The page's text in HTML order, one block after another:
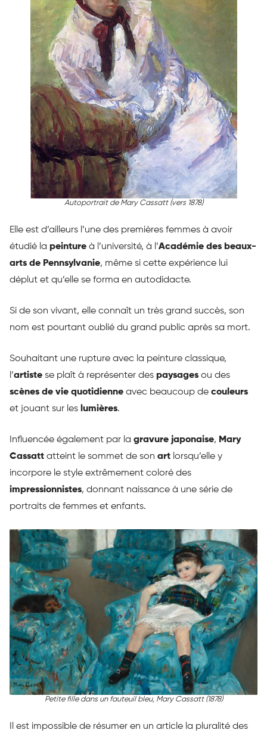
Autoportrait de Mary Cassatt (vers 1878)
Elle est d’ailleurs l’une des premières femmes à avoir
étudié la peinture à l’université, à l’Académie des beaux-
arts de Pennsylvanie, même si cette expérience lui
déplut et qu’elle se forma en autodidacte.
Si de son vivant, elle connaît un très grand succès, son
nom est pourtant oublié du grand public après sa mort.
Souhaitant une rupture avec la peinture classique,
l’artiste se plaît à représenter des paysages ou des
scènes de vie quotidienne avec beaucoup de couleurs
et jouant sur les lumières.
Influencée également par la gravure japonaise, Mary
Cassatt atteint le sommet de son art lorsqu’elle y
incorpore le style extrêmement coloré des
impressionnistes, donnant naissance à une série de
portraits de femmes et enfants.
Petite fille dans un fauteuil bleu, Mary Cassatt (1878)
Il est impossible de résumer en un article la pluralité des